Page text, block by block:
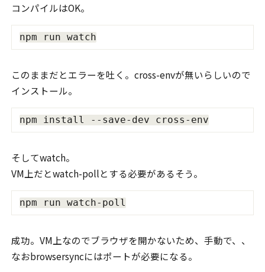
コンパイルはOK。
このままだとエラーを吐く。cross-envが無いらしいので
インストール。
そしてwatch。
VM上だとwatch-pollとする必要があるそう。
成功。VM上なのでブラウザを開かないため、手動で、、
なおbrowsersyncにはポートが必要になる。